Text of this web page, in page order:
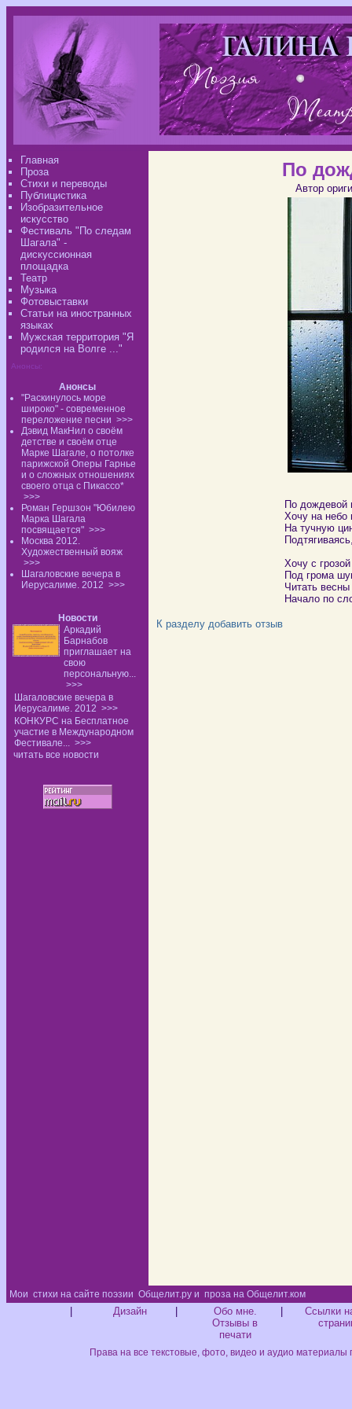
Главная
Проза
Стихи и переводы
Публицистика
Изобразительное
искусство
Фестиваль "По следам
Шагала" -
дискуссионная
площадка
Театр
Музыка
Фотовыставки
Статьи на иностранных
языках
Мужская территория "Я
родился на Волге ..."
Анонсы:
Анонсы
"Раскинулось море
широко" - современное
переложение песни >>>
Дэвид МакНил о своём
детстве и своём отце
Марке Шагале, о потолке
парижской Оперы Гарнье
и о сложных отношениях
своего отца с Пикассо*
>>>
Роман Гершзон "Юбилею
Марка Шагала
посвящается" >>>
Москва 2012.
Художественный вояж
>>>
Шагаловские вечера в
Иерусалиме. 2012 >>>
Новости
Аркадий
Барнабов
приглашает на
свою
персональную...
>>>
Шагаловские вечера в
Иерусалиме. 2012 >>>
КОНКУРС на Бесплатное
участие в Международном
Фестивале... >>>
читать все новости
По
Автор
По дождевой
Хочу на небо
На тучную
Хочу с
Под грома
Читать
Начало по
К разделу добавить отзыв
Мои стихи на сайте поэзии Общелит.ру и проза на Общелит.ком
Дизайн
Обо мне.
Отзывы в
печати
Ссылки
Права на все текстовые, фото, видео и аудио